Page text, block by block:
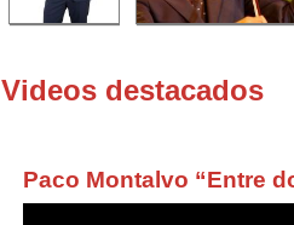
Videos destacados